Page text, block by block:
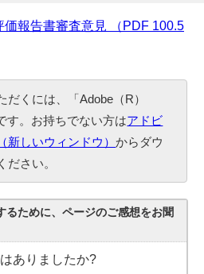
報告書審査意見 （PDF 100.5
くには、「Adobe（R）
す。お持ちでない方はアドビ
新しいウィンドウ）からダウ
ださい。
るために、ページのご感想をお聞
ありましたか?